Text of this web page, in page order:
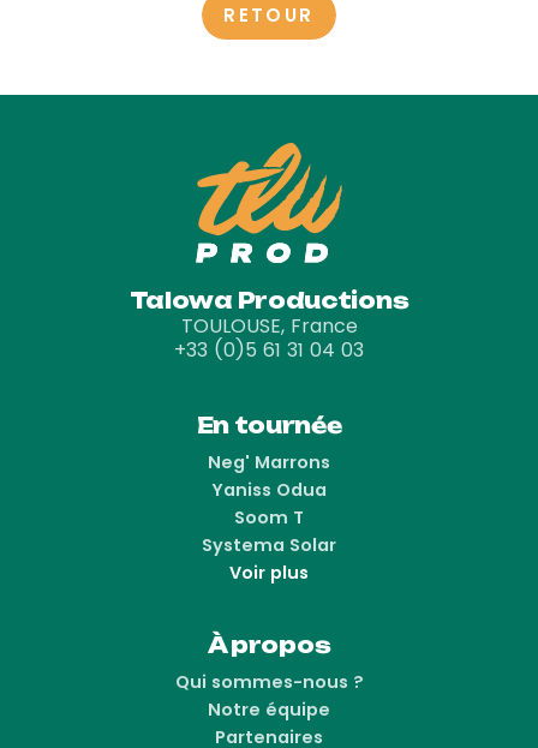
RETOUR
Talowa Productions
TOULOUSE, France
+33 (0)5 61 31 04 03
En tournée
Neg' Marrons
Yaniss Odua
Soom T
Systema Solar
Voir plus
À propos
Qui sommes-nous ?
Notre équipe
Partenaires